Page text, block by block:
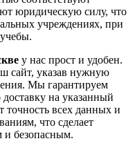
юридическую силу, что
учреждениях, при
у нас прост и удобен.
сайт, указав нужную
Мы гарантируем
на указанный
точность всех данных и
что сделает
и безопасным.